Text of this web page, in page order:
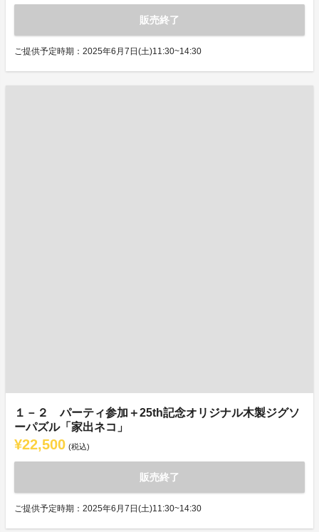
販売終了
ご提供予定時期：2025年6月7日(土)11:30~14:30
１－２ パーティ参加＋25th記念オリジナル木製ジグソ
ーパズル「家出ネコ」
¥22,500 (税込)
販売終了
ご提供予定時期：2025年6月7日(土)11:30~14:30